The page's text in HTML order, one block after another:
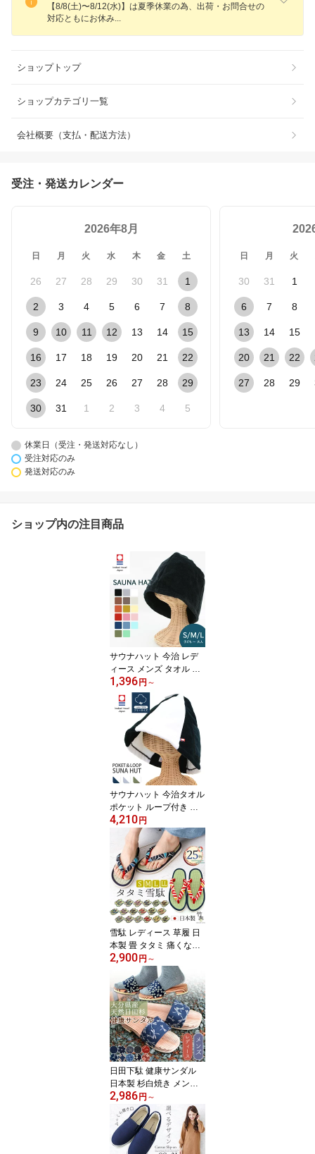
【8/8(土)〜8/12(水)】は夏季休業の為、出荷・お問合せの
対応ともにお休み
ショップトップ
ショップカテゴリ一覧
会社概要（支払・配送方法）
受注・発送カレンダー
2026年8月
日 月 火 水 木 金 土
26 27 28 29 30 31 1
2 3 4 5 6 7 8
9 10 11 12 13 14 15
16 17 18 19 20 21 22
23 24 25 26 27 28 29
30 31 1 2 3 4 5
日 月 火
30 31 1
6 7 8
13 14 15
20 21 22
27 28 29
休業日（受注・発送対応なし）
受注対応のみ
発送対応のみ
ショップ内の注目商品
サウナハット 今治 レデ
ィース メンズ タオル 今
治タオル 認定 日本製 綿1
00％ コットン ウール サ
ウナ サ活 キャップ ハッ
ト 大きめ おしゃれ かわ
いい 洗える 吸水 速乾 風
呂 温泉 旅行 高品質 抗菌
防臭 抗ウイルス 【メー
ル便送料無料】
1,396円 ～
サウナハット 今治タオル
ポケット ループ付き レ
ディース メンズ バイカ
ラー タオル 今治 洗える
吸水 速乾 日本製 高品質
レジャー サウナ サ活 キ
ャップ 帽子 ハット 風呂
温泉 旅行 綿100％ コッ
トン 春夏 秋冬 (nb-sh6)
[宅配B]【送料無料】【翌
日配送対応】
4,210円
雪駄 レディース 草履 日
本製 畳 タタミ 痛くない
い草 イグサ 和装 履物 キ
ッズ 子ども 雪駄サンダ
ル タタミ雪駄 (kh-5200t)
祭雪駄 軽量 おしゃれ 可
愛い 贈り物 ギフト 母の
日 よさこい 室内 部屋履
き サンダル スリッパ 大
きい 小さい [宅配B]【送
料無料】
2,900円 ～
日田下駄 健康サンダル
日本製 杉白焼き メンズ
レディース 杉 素焼き 竹
ぶみ式 健康ばき サンダ
ル 前あき 竹春 モード下
駄サンダル (kh-9295) 軽
量 浴衣履き 玄関履き ト
2,986円 ～